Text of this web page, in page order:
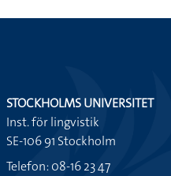
STOCKHOLMS UNIVERSITET
Inst. för lingvistik
SE-106 91 Stockholm
Telefon: 08-16 23 47